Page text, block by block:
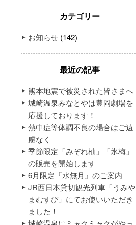
カテゴリー
お知らせ (142)
最近の記事
熊本地震で被災された皆さまへ
城崎温泉みなとやは豊岡劇場を
応援しております！
熱中症等体調不良の場合はご遠
慮なく
季節限定「みぞれ柚」「氷梅」
の販売を開始します
6月限定『水無月』のご案内
JR西日本貸切観光列車「うみや
まむすび」にてお使いいただき
ました！